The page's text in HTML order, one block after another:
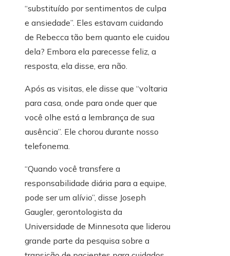
“substituído por sentimentos de culpa
e ansiedade”. Eles estavam cuidando
de Rebecca tão bem quanto ele cuidou
dela? Embora ela parecesse feliz, a
resposta, ela disse, era não.
Após as visitas, ele disse que “voltaria
para casa, onde para onde quer que
você olhe está a lembrança de sua
ausência”. Ele chorou durante nosso
telefonema.
“Quando você transfere a
responsabilidade diária para a equipe,
pode ser um alívio”, disse Joseph
Gaugler, gerontologista da
Universidade de Minnesota que liderou
grande parte da pesquisa sobre a